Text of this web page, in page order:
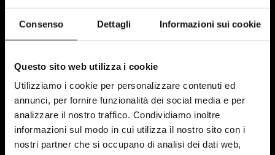
Consenso Dettagli Informazioni sui cookie
Questo sito web utilizza i cookie
Utilizziamo i cookie per personalizzare contenuti ed
annunci, per fornire funzionalità dei social media e per
analizzare il nostro traffico. Condividiamo inoltre
informazioni sul modo in cui utilizza il nostro sito con i
nostri partner che si occupano di analisi dei dati web,
che devi sapere